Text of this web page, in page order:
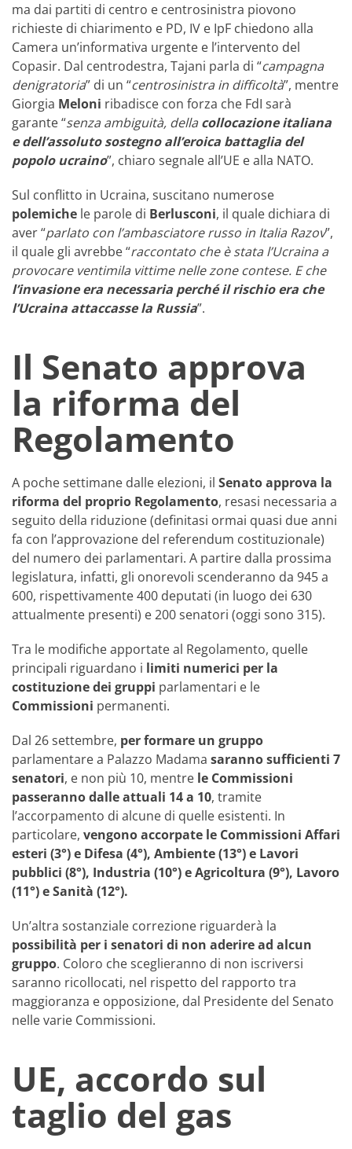
ma dai partiti di centro e centrosinistra piovono
richieste di chiarimento e PD, IV e IpF chiedono alla
Camera un’informativa urgente e l’intervento del
Copasir. Dal centrodestra, Tajani parla di “campagna
denigratoria” di un “centrosinistra in difficoltà”, mentre
Giorgia Meloni ribadisce con forza che FdI sarà
garante “senza ambiguità, della collocazione italiana
e dell’assoluto sostegno all’eroica battaglia del
popolo ucraino”, chiaro segnale all’UE e alla NATO.
Sul conflitto in Ucraina, suscitano numerose
polemiche le parole di Berlusconi, il quale dichiara di
aver “parlato con l’ambasciatore russo in Italia Razov”,
il quale gli avrebbe “raccontato che è stata l’Ucraina a
provocare ventimila vittime nelle zone contese. E che
l’invasione era necessaria perché il rischio era che
l’Ucraina attaccasse la Russia”.
Il Senato approva
la riforma del
Regolamento
A poche settimane dalle elezioni, il Senato approva la
riforma del proprio Regolamento, resasi necessaria a
seguito della riduzione (definitasi ormai quasi due anni
fa con l’approvazione del referendum costituzionale)
del numero dei parlamentari. A partire dalla prossima
legislatura, infatti, gli onorevoli scenderanno da 945 a
600, rispettivamente 400 deputati (in luogo dei 630
attualmente presenti) e 200 senatori (oggi sono 315).
Tra le modifiche apportate al Regolamento, quelle
principali riguardano i limiti numerici per la
costituzione dei gruppi parlamentari e le
Commissioni permanenti.
Dal 26 settembre, per formare un gruppo
parlamentare a Palazzo Madama saranno sufficienti 7
senatori, e non più 10, mentre le Commissioni
passeranno dalle attuali 14 a 10, tramite
l’accorpamento di alcune di quelle esistenti. In
particolare, vengono accorpate le Commissioni Affari
esteri (3°) e Difesa (4°), Ambiente (13°) e Lavori
pubblici (8°), Industria (10°) e Agricoltura (9°), Lavoro
(11°) e Sanità (12°).
Un’altra sostanziale correzione riguarderà la
possibilità per i senatori di non aderire ad alcun
gruppo. Coloro che sceglieranno di non iscriversi
saranno ricollocati, nel rispetto del rapporto tra
maggioranza e opposizione, dal Presidente del Senato
nelle varie Commissioni.
UE, accordo sul
taglio del gas